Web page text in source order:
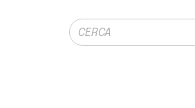
Ricerca globale